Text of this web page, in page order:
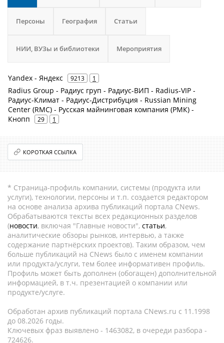
Персоны География Статьи
НИИ, ВУЗы и библиотеки Мероприятия
Yandex - Яндекс 9213 1
Radius Group - Радиус груп - Радиус-ВИП - Radius-VIP -
Радиус-Климат - Радиус-Дистрибуция - Russian Mining
Center (RMC) - Русская майнинговая компания (РМК) -
Кнопп
29 1
КОРОТКАЯ ССЫЛКА
* Страница-профиль компании, системы (продукта или
услуги), технологии, персоны и т.п. создается редактором
на основе анализа архива публикаций портала CNews.
Обрабатываются тексты всех редакционных разделов
(новости, включая "Главные новости", статьи,
аналитические обзоры рынков, интервью, а также
содержание партнёрских проектов). Таким образом, чем
больше публикаций на CNews было с именем компании
или продукта/услуги, тем более информативен профиль.
Профиль может быть дополнен (обогащен) дополнительной
информацией, в т.ч. презентацией о компании или
продукте/услуге.
Обработан архив публикаций портала CNews.ru c 11.1998
до 08.2026 годы.
Ключевых фраз выявлено - 1463082, в очереди разбора -
724626.